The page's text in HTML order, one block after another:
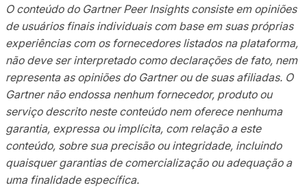
O conteúdo do Gartner Peer Insights consiste em opiniões
de usuários finais individuais com base em suas próprias
experiências com os fornecedores listados na plataforma,
não deve ser interpretado como declarações de fato, nem
representa as opiniões do Gartner ou de suas afiliadas. O
Gartner não endossa nenhum fornecedor, produto ou
serviço descrito neste conteúdo nem oferece nenhuma
garantia, expressa ou implícita, com relação a este
conteúdo, sobre sua precisão ou integridade, incluindo
quaisquer garantias de comercialização ou adequação a
uma finalidade específica.